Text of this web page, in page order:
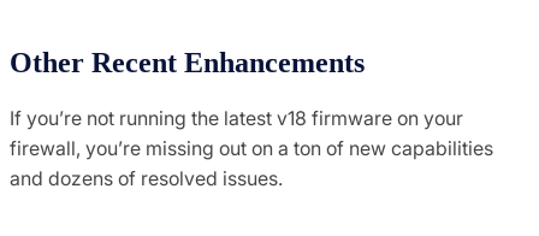
Other Recent Enhancements
If you’re not running the latest v18 firmware on your
firewall, you’re missing out on a ton of new capabilities
and dozens of resolved issues.